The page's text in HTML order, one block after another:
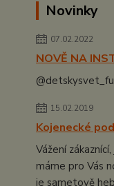
Novinky
07.02.2022
NOVĚ NA
15.02.2019
Kojenecké
Vážení
máme pro Vás
je sametově